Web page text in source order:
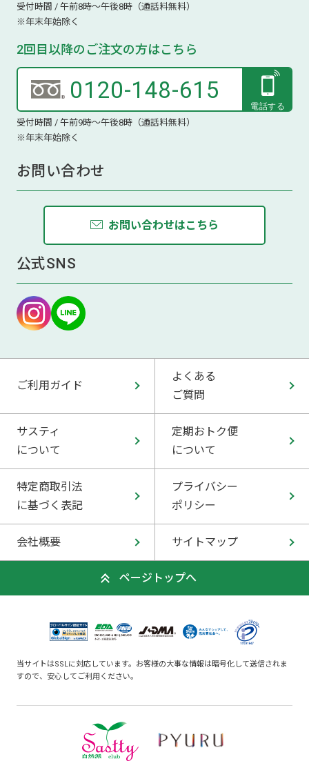
受付時間 / 午前8時～午後8時（通話料無料）
※年末年始除く
2回目以降のご注文の方はこちら
0120-148-615
受付時間 / 午前9時～午後8時（通話料無料）
※年末年始除く
お問い合わせ
お問い合わせはこちら
公式SNS
ご利用ガイド
よくある
ご質問
サスティ
について
定期おトク便
について
特定商取引法
に基づく表記
プライバシー
ポリシー
会社概要 サイトマップ
ページトップへ
当サイトはSSLに対応しています。お客様の大事な情報は暗号化して送信されま
すので、安心してご利用ください。